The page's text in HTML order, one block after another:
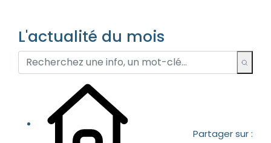
L'actualité du mois
Partager sur :